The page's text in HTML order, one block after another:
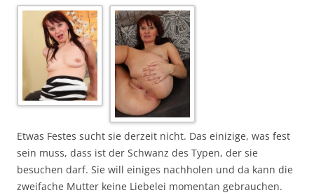
Etwas Festes sucht sie derzeit nicht. Das einizige, was fest
sein muss, dass ist der Schwanz des Typen, der sie
besuchen darf. Sie will einiges nachholen und da kann die
zweifache Mutter keine Liebelei momentan gebrauchen.